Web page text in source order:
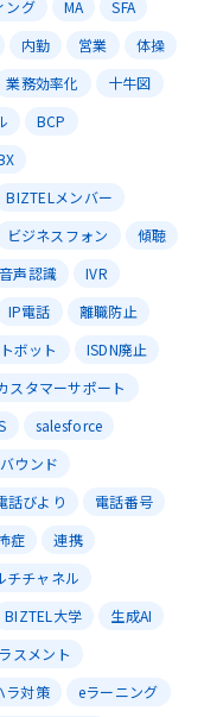
ング MA
SFA
内勤 営業
体操
業務効率化
十牛図
BCP
BIZTELメンバー
ビジネスフォン
傾聴
音声認識
IVR
IP電話
離職防止
ボット
ISDN廃止
スタマーサポート
salesforce
ウンド
話びより
電話番号
症
連携
チチャネル
BIZTEL大学
生成AI
スメント
ラ対策
eラーニング